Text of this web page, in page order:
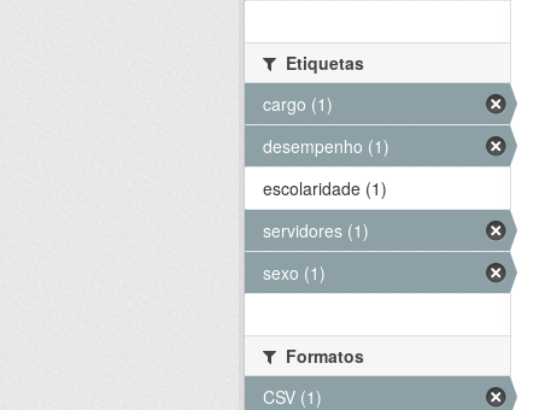
Etiquetas
cargo (1)
desempenho (1)
escolaridade (1)
servidores (1)
sexo (1)
Formatos
CSV (1)